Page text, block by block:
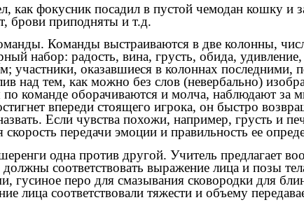
как фокусник посадил в пустой чемодан кошку и
брови приподняты и т.д.
Команды выстраиваются в две колонны,
набор: радость, вина, грусть, обида,
участники, оказавшиеся в колоннах
над тем, как можно без слов (невербально)
команде оборачиваются и молча, наблюдают за
впереди стоящего игрока, он быстро
Если чувства похожи, например, грусть и
передачи эмоции и правильность ее
одна против другой. Учитель предлагает
соответствовать выражение лица и позы
перо для смазывания сковородки для
лица соответствовали тяжести и объему